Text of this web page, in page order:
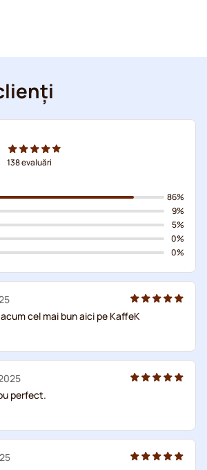
138evaluări
86%
9%
5%
0%
0%
cel mai bun aici pe KaffeK
perfect.